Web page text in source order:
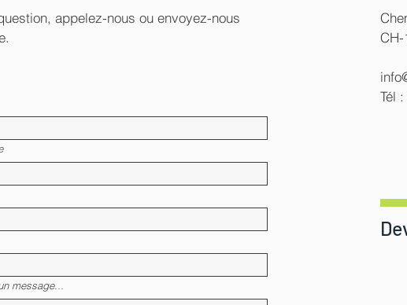
appelez-nous ou envoyez-nous
message...
CH-
Tél